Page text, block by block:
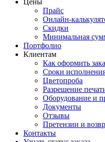
Цены
Прайс
Онлайн-
Скидки
Минимальная
Портфолио
Клиентам
Как оформить
Сроки
Цветопроба
Разрешение
Оборудование и
Документы
Отзывы
Претензии и
Контакты